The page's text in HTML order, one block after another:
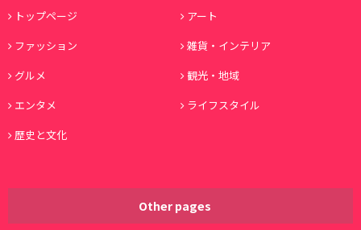
トップページ
アート
ファッション
雑貨・インテリア
グルメ
観光・地域
エンタメ
ライフスタイル
歴史と文化
Other pages